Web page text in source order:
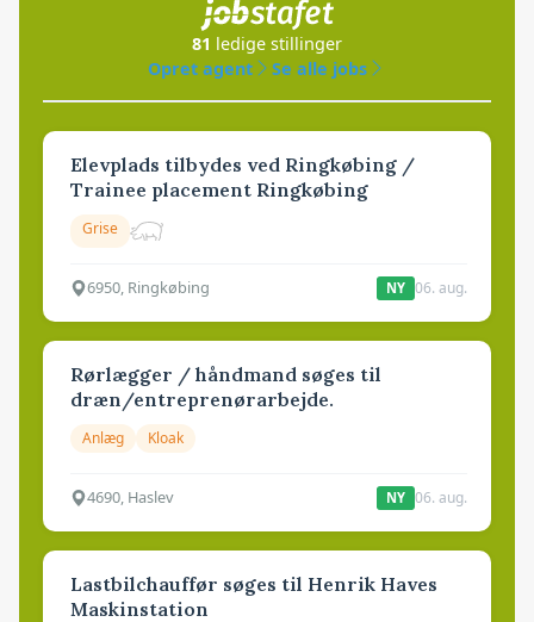
81 ledige stillinger
Opret agent
Se alle jobs
Elevplads tilbydes ved Ringkøbing /
Trainee placement Ringkøbing
Grise
6950, Ringkøbing NY 06. aug.
Rørlægger / håndmand søges til
dræn/entreprenørarbejde.
Anlæg Kloak
4690, Haslev NY 06. aug.
Lastbilchauffør søges til Henrik Haves
Maskinstation